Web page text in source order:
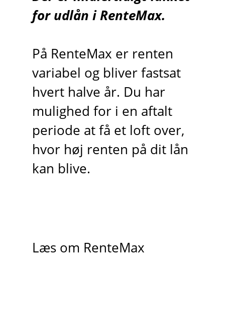
for udlån i RenteMax.
På RenteMax er renten
variabel og bliver fastsat
hvert halve år. Du har
mulighed for i en aftalt
periode at få et loft over,
hvor høj renten på dit lån
kan blive.
Læs om RenteMax